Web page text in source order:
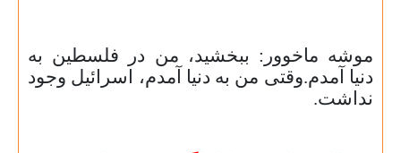
موشه ماخوور: ببخشید، من در فلسطین به
دنیا آمدم.وقتی من به دنیا آمدم، اسرائیل وجود
نداشت.